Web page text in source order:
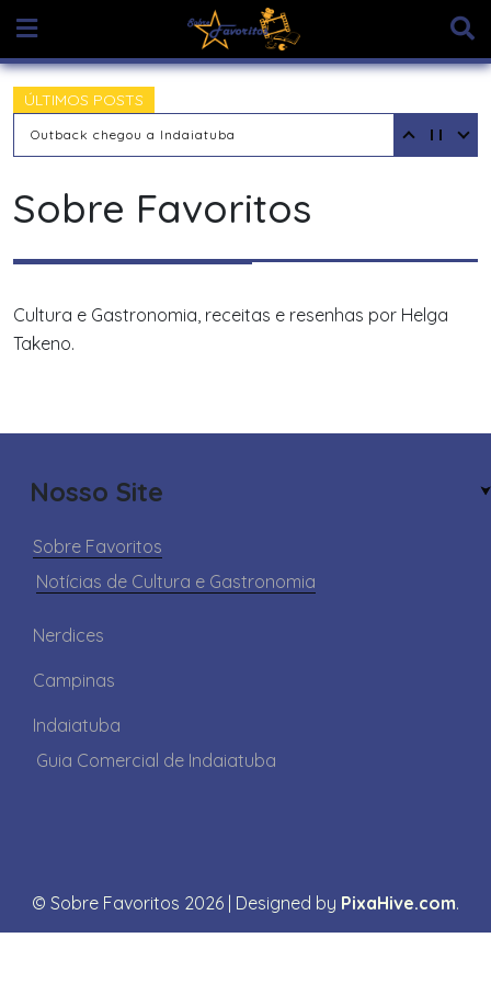
content
ÚLTIMOS POSTS
Outback chegou a Indaiatuba
Sobre Favoritos
Cultura e Gastronomia, receitas e resenhas por Helga
Takeno.
Nosso Site
Sobre Favoritos
Notícias de Cultura e Gastronomia
Nerdices
Campinas
Indaiatuba
Guia Comercial de Indaiatuba
© Sobre Favoritos 2026 Designed by PixaHive.com.